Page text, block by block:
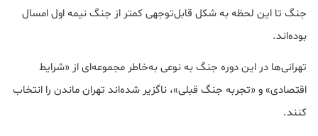
جنگ تا این لحظه به شکل قابل‌توجهی کمتر از جنگ نیمه اول امسال
بوده‌اند.
تهرانی‌ها در این دوره جنگ به نوعی به‌خاطر مجموعه‌ای از «شرایط
اقتصادی» و «تجربه جنگ قبلی»، ناگزیر شده‌اند تهران ماندن را انتخاب
کنند.